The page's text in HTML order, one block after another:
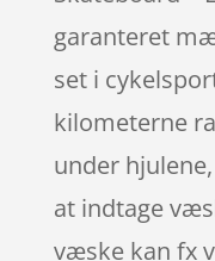
garanteret
set i
kilometerne
under
at indtage
væske kan fx